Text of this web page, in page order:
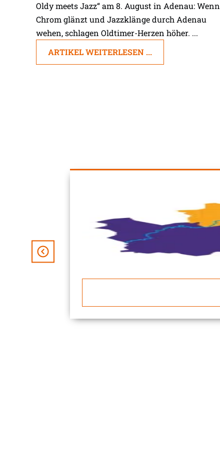
Oldy meets Jazz“ am 8. August in Adenau: Wenn
Chrom glänzt und Jazzklänge durch Adenau
wehen, schlagen Oldtimer-Herzen höher. ...
ARTIKEL WEITERLESEN ...